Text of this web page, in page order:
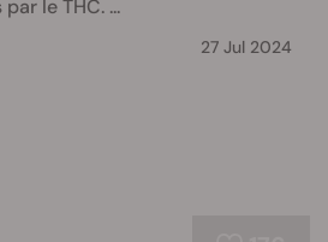
le THC. ...
27 Jul 2024